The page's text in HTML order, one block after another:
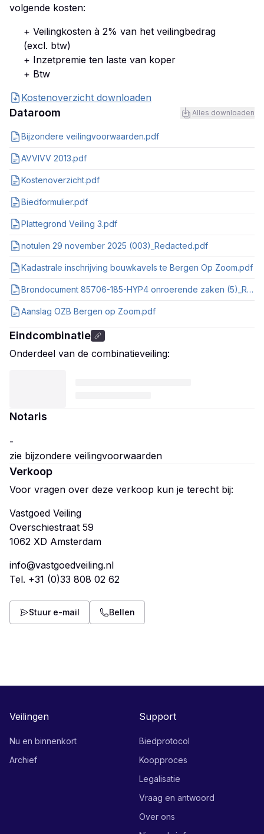
volgende kosten:
+ Veilingkosten à 2% van het veilingbedrag
(excl. btw)
+ Inzetpremie ten laste van koper
+ Btw
Kostenoverzicht downloaden
Dataroom Alles downloaden
Bijzondere veilingvoorwaarden.pdf
AVVIVV 2013.pdf
Kostenoverzicht.pdf
Biedformulier.pdf
Plattegrond Veiling 3.pdf
notulen 29 november 2025 (003)_Redacted.pdf
Kadastrale inschrijving bouwkavels te Bergen Op Zoom.pdf
Brondocument 85706-185-HYP4 onroerende zaken (5)_Redacted.pdf
Aanslag OZB Bergen op Zoom.pdf
Eindcombinatie
Onderdeel van de combinatieveiling:
Notaris
-
Verkoop
Voor vragen over deze verkoop kun je terecht bij:
Vastgoed Veiling
Overschiestraat 59
info@vastgoedveiling.nl
Tel. +31 (0)33 808 02 62
Stuur e-mail Bellen
Veilingen
Nu en binnenkort
Archief
Support
Biedprotocol
Koopproces
Legalisatie
Vraag en antwoord
Over ons